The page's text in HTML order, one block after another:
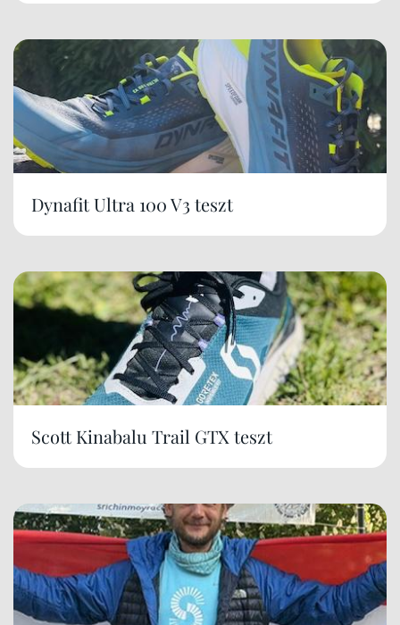
Dynafit Ultra 100 V3 teszt
Scott Kinabalu Trail GTX teszt